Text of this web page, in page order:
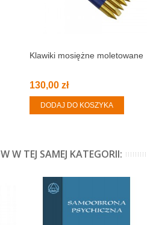
Klawiki mosiężne moletowane
130,00 zł
DODAJ DO KOSZYKA
W TEJ SAMEJ KATEGORII: